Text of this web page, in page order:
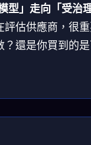
型」走向「受治
評估供應商，很
還是你買到的